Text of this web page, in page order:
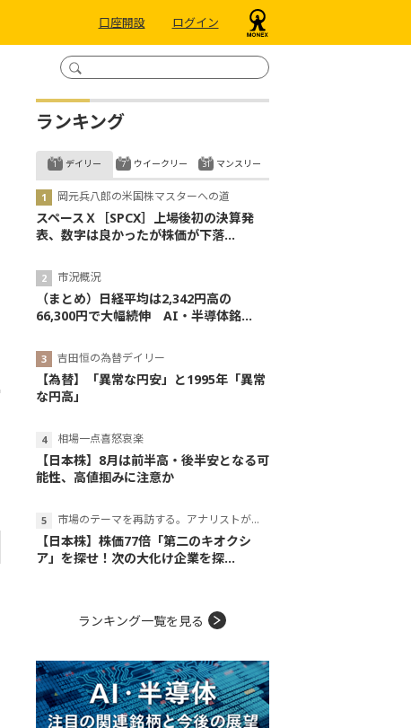
口座開設 ログイン
ランキング
デイリー
岡元兵八郎の米国株マスターへの道
スペースＸ［SPCX］上場後初の決算発
表、数字は良かったが株価が下落...
市況概況
（まとめ）日経平均は2,342円高の
66,300円で大幅続伸 AI・半導体銘...
吉田恒の為替デイリー
【為替】「異常な円安」と1995年「異常
な円高」
相場一点喜怒哀楽
【日本株】8月は前半高・後半安となる可
能性、高値掴みに注意か
市場のテーマを再訪する。アナリストが読み解くテーマの本質
【日本株】株価77倍「第二のキオクシ
ア」を探せ！次の大化け企業を探...
ウイークリー マンスリー
ランキング一覧を見る